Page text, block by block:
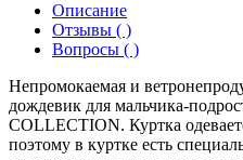
Описание
Отзывы ( )
Вопросы ( )
Непромокаемая и
дождевик для мальчика-
COLLECTION. Куртка
поэтому в куртке есть